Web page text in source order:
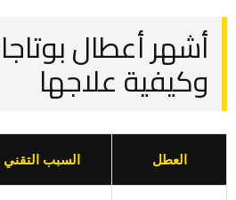
أشهر أعطال
وكيفية علاجها
العطل السبب التقني